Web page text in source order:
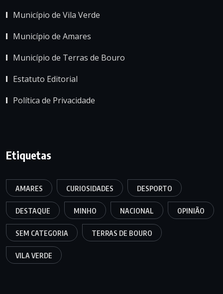
Município de Vila Verde
Município de Amares
Município de Terras de Bouro
Estatuto Editorial
Política de Privacidade
Etiquetas
AMARES CURIOSIDADES DESPORTO
DESTAQUE MINHO NACIONAL OPINIÃO
SEM CATEGORIA TERRAS DE BOURO
VILA VERDE